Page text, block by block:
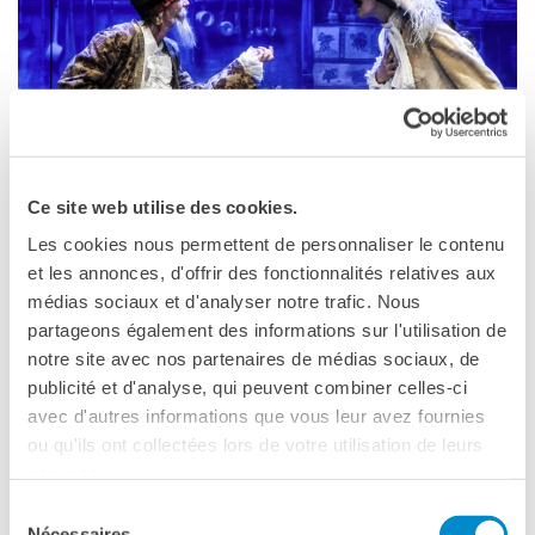
Ce site web utilise des cookies.
Les cookies nous permettent de personnaliser le contenu
et les annonces, d'offrir des fonctionnalités relatives aux
médias sociaux et d'analyser notre trafic. Nous
partageons également des informations sur l'utilisation de
notre site avec nos partenaires de médias sociaux, de
publicité et d'analyse, qui peuvent combiner celles-ci
avec d'autres informations que vous leur avez fournies
ou qu'ils ont collectées lors de votre utilisation de leurs
Frantastique
STUDIARE IN FRANCIA
Campus France
EDUCATIVA
francese
ARCHIVIO
EVENTI/PODCAST
ATTIVITÀ PER LE SCUOLE
Offerta EsaBac
Les Classes Découverte
(public scolaire)
Les Matinées
Le chiavi della città
FIRENZE
Institut français Firenze
Palazzo Lenzi, Piazza Ognissanti, 2
Firenze
Téléphone +39 055 2718801
Fax firenze@institutfrancais.it
Voir la carte